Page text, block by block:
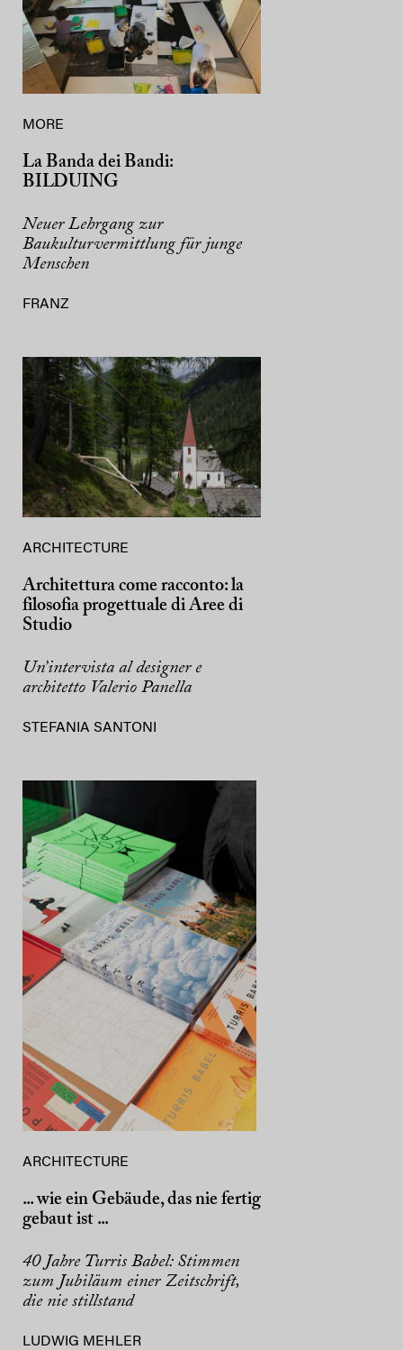
MORE
La Banda dei Bandi:
BILDUING
Neuer Lehrgang zur
Baukulturvermittlung für junge
Menschen
FRANZ
ARCHITECTURE
Architettura come racconto: la
filosofia progettuale di Aree di
Studio
Un’intervista al designer e
architetto Valerio Panella
STEFANIA SANTONI
ARCHITECTURE
... wie ein Gebäude, das nie fertig
gebaut ist ...
40 Jahre Turris Babel: Stimmen
zum Jubiläum einer Zeitschrift,
die nie stillstand
LUDWIG MEHLER